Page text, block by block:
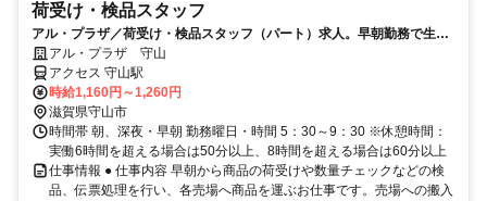
荷受け・検品スタッフ
アル・プラザ／荷受け・検品スタッフ（パート）求人。早朝勤務で生活
リズムも整う仕事です
アル・プラザ 守山
アクセス 守山駅
時給1,160円～1,260円
滋賀県守山市
時間帯 朝、深夜・早朝 勤務曜日・時間 5：30～9：30 ※休憩時間：
実働6時間を超える場合は50分以上、8時間を超える場合は60分以上
仕事情報 ● 仕事内容 早朝から商品の荷受けや数量チェックなどの検
品、伝票処理を行い、各売場へ商品を運ぶお仕事です。売場への搬入